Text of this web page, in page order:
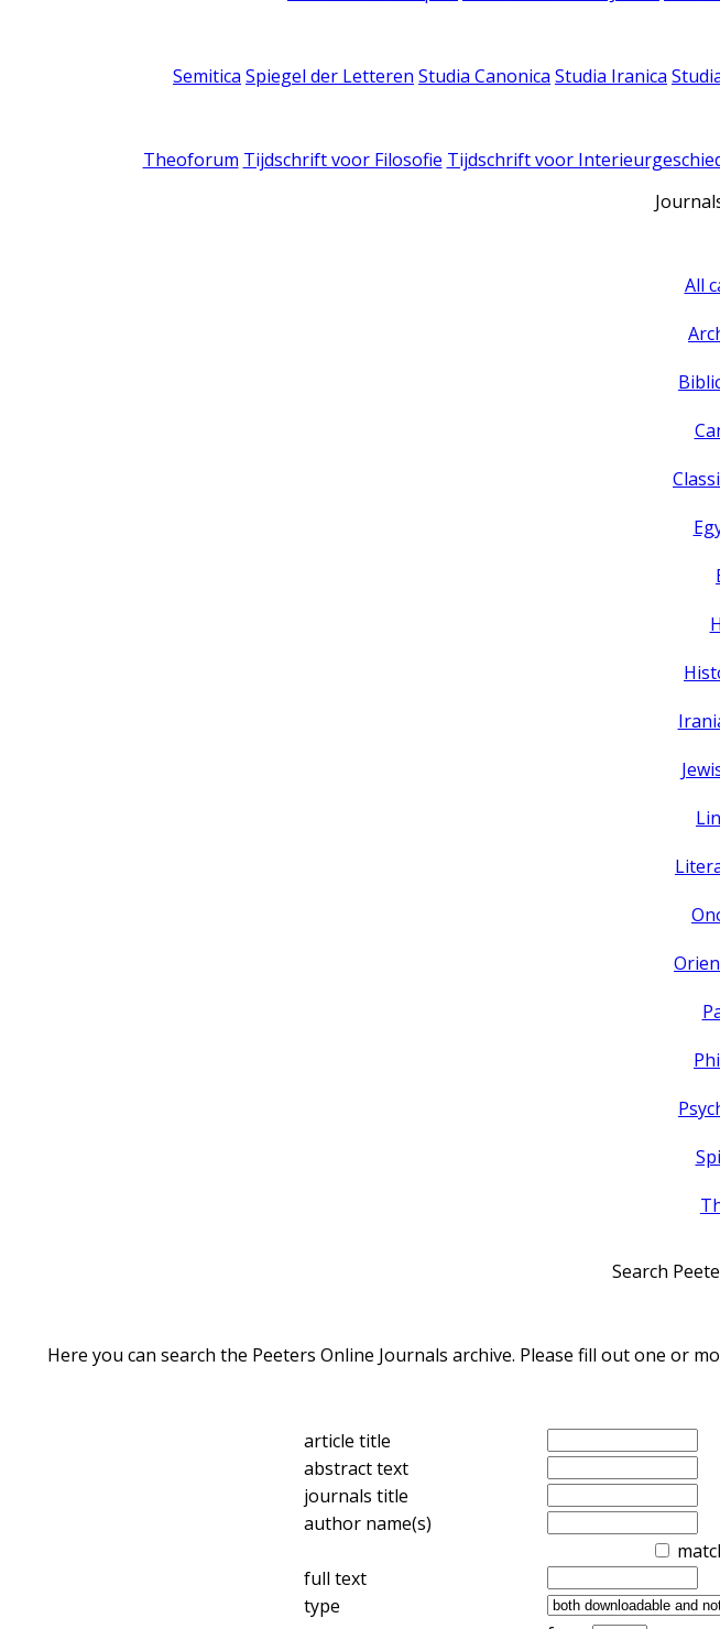
Semitica Spiegel der Letteren Studia Canonica Studia Iranica
Theoforum Tijdschrift voor Filosofie Tijdschrift voor
All
Search
Here you can search the Peeters Online Journals archive. Please fill out one or
article title
abstract text
journals title
author name(s)
full text
type